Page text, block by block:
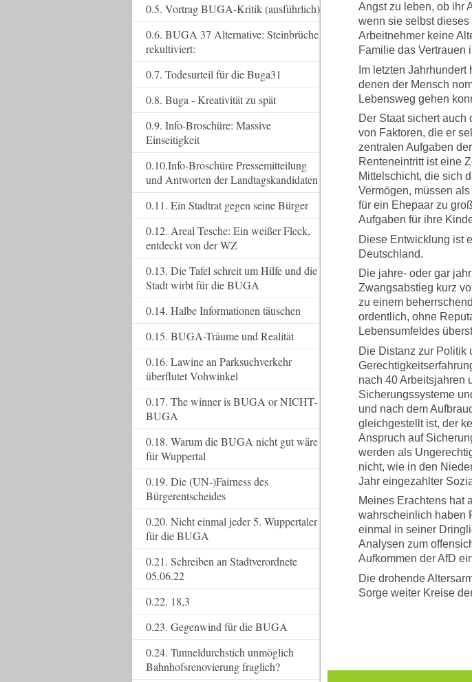
Angst zu leben, ob ihr
wenn sie selbst
Arbeitnehmer keine
Familie das Vertrauen
Im letzten
denen der Mensch
Lebensweg gehen
Der Staat sichert
von Faktoren, die er
zentralen Aufgaben
Renteneintritt ist eine
Mittelschicht, die sich
Vermögen, müssen
für ein Ehepaar zu
Aufgaben für ihre
Diese Entwicklung ist
Deutschland.
Die jahre- oder gar
Zwangsabstieg kurz
zu einem
ordentlich, ohne
Lebensumfeldes
Die Distanz zur Politik
nach 40 Arbeitsjahren
Sicherungssysteme
und nach dem
gleichgestellt ist, der
Anspruch auf
werden als
nicht, wie in den
Jahr eingezahlter
Meines Erachtens hat
wahrscheinlich haben
einmal in seiner
Analysen zum
Aufkommen der AfD
Die drohende
Sorge weiter Kreise
0.5. Vortrag BUGA-Kritik (ausführlich)
0.6. BUGA 37 Alternative: Steinbrüche
rekultiviert:
0.7. Todesurteil für die Buga31
0.8. Buga - Kreativität zu spät
0.9. Info-Broschüre: Massive
Einseitigkeit
0.10.Info-Broschüre Pressemitteilung
und Antworten der Landtagskandidaten
0.11. Ein Stadtrat gegen seine Bürger
0.12. Areal Tesche: Ein weißer Fleck,
entdeckt von der WZ
0.13. Die Tafel schreit um Hilfe und die
Stadt wirbt für die BUGA
0.14. Halbe Informationen täuschen
0.15. BUGA-Träume und Realität
0.16. Lawine an Parksuchverkehr
überflutet Vohwinkel
0.17. The winner is BUGA or NICHT-
BUGA
0.18. Warum die BUGA nicht gut wäre
für Wuppertal
0.19. Die (UN-)Fairness des
Bürgerentscheides
0.20. Nicht einmal jeder 5. Wuppertaler
für die BUGA
0.21. Schreiben an Stadtverordnete
05.06.22
0.22. 18,3
0.23. Gegenwind für die BUGA
0.24. Tunneldurchstich unmöglich
Bahnhofsrenovierung fraglich?